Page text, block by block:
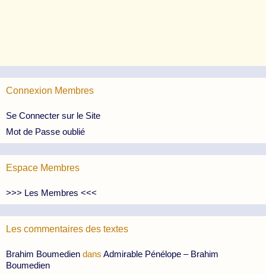
Connexion Membres
Se Connecter sur le Site
Mot de Passe oublié
Espace Membres
>>> Les Membres <<<
Les commentaires des textes
Brahim Boumedien dans Admirable Pénélope – Brahim
Boumedien